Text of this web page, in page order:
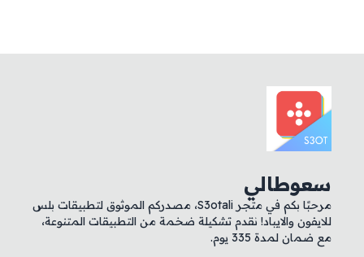
سعوطالي
مرحبًا بكم في متجر S3otali، مصدركم الموثوق لتطبيقات بلس
للايفون والايباد! نقدم تشكيلة ضخمة من التطبيقات المتنوعة،
مع ضمان لمدة 335 يوم.